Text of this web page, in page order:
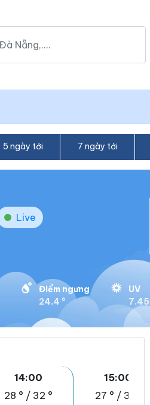
5 ngày tới 7 ngày tới
Live
Điểm ngưng
24.4 °
UV
7.45
14:00
28 ° / 32 °
15:00
27 ° / 31 °